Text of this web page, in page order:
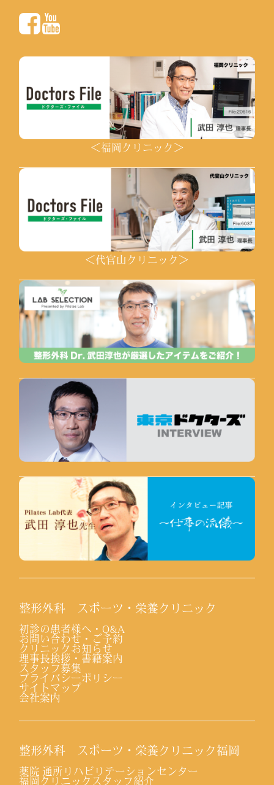
＜福岡クリニック＞
＜代官山クリニック＞
整形外科 スポーツ・栄養クリニック
初診の患者様へ・Q&A
お問い合わせ・ご予約
クリニックお知らせ
理事長挨拶・書籍案内
スタッフ募集
プライバシーポリシー
サイトマップ
会社案内
整形外科 スポーツ・栄養クリニック福岡
薬院 通所リハビリテーションセンター
福岡クリニックスタッフ紹介